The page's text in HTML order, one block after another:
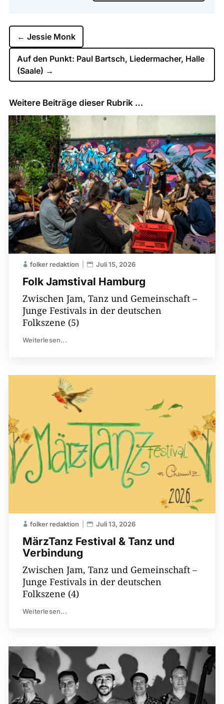
← Jessie Monk
Auf den Punkt: Paul Bartsch, Liedermacher, Halle
(Saale) →
Weitere Beiträge dieser Rubrik …
Folk Jamstival Hamburg
folker redaktion Juli 15, 2026
Zwischen Jam, Tanz und Gemeinschaft –
Junge Festivals in der deutschen
Folkszene (5)
Weiterlesen...
MärzTanz Festival & Tanz und
Verbindung
folker redaktion Juli 13, 2026
Zwischen Jam, Tanz und Gemeinschaft –
Junge Festivals in der deutschen
Folkszene (4)
Weiterlesen...